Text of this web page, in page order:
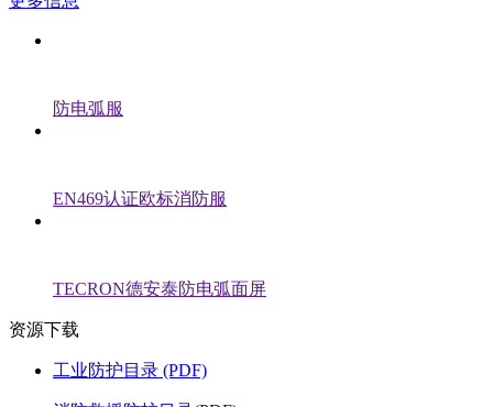
防电弧服
EN469认证欧标消防服
TECRON德安泰防电弧面屏
资源下载
工业防护目录 (PDF)